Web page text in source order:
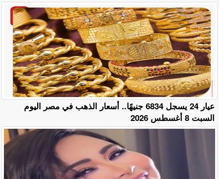
عيار 24 يسجل 6834 جنيهًا.. أسعار الذهب في مصر اليوم
السبت 8 أغسطس 2026